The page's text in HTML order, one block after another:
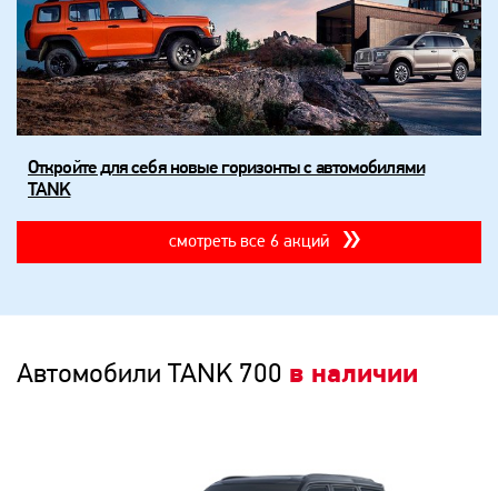
Откройте для себя новые горизонты с автомобилями
TANK
смотреть все 6 акций
Автомобили TANK 700 в наличии